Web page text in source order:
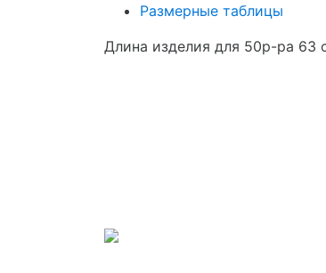
Размерные таблицы
Длина изделия для 50р-ра 63